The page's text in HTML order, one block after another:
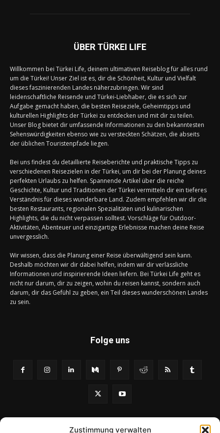
Zustimmung verwalten
ÜBER TÜRKEI LIFE
Willkommen bei Türkei Life, deinem ultimativen Reiseblog für alles rund
um die Türkei! Unser Ziel ist es, dir die Schönheit, Kultur und Vielfalt
dieses faszinierenden Landes näherzubringen. Wir sind
leidenschaftliche Reisende und Türkei-Liebhaber, die es sich zur
Aufgabe gemacht haben, die besten Reiseziele, Geheimtipps und
kulturellen Highlights der Türkei zu entdecken und mit dir zu teilen.
Unser Blog bietet dir umfassende Informationen zu den bekanntesten
Sehenswürdigkeiten ebenso wie zu versteckten Schätzen, die abseits
der üblichen Touristenpfade liegen.
Bei uns findest du detaillierte Reiseberichte und praktische Tipps zu
verschiedenen Reisezielen in der Türkei, um dir bei der Planung deines
perfekten Urlaubs zu helfen. Spannende Artikel über die reiche
Geschichte, Kultur und Traditionen der Türkei vermitteln dir ein tieferes
Verständnis für dieses wunderbare Land. Zudem empfehlen wir dir die
besten Restaurants, regionalen Spezialitäten und kulinarischen
Highlights, die du nicht verpassen solltest. Vorschläge für Outdoor-
Aktivitäten, Abenteuer und einzigartige Erlebnisse machen deine Reise
unvergesslich.
Wir wissen, dass die Planung einer Reise überwältigend sein kann.
Deshalb möchten wir dir dabei helfen, indem wir dir verlässliche
Informationen und inspirierende Ideen liefern. Bei Türkei Life geht es
nicht nur darum, dir zu zeigen, wohin du reisen kannst, sondern auch
darum, dir das Gefühl zu geben, ein Teil dieses wunderschönen Landes
zu sein.
Folge uns